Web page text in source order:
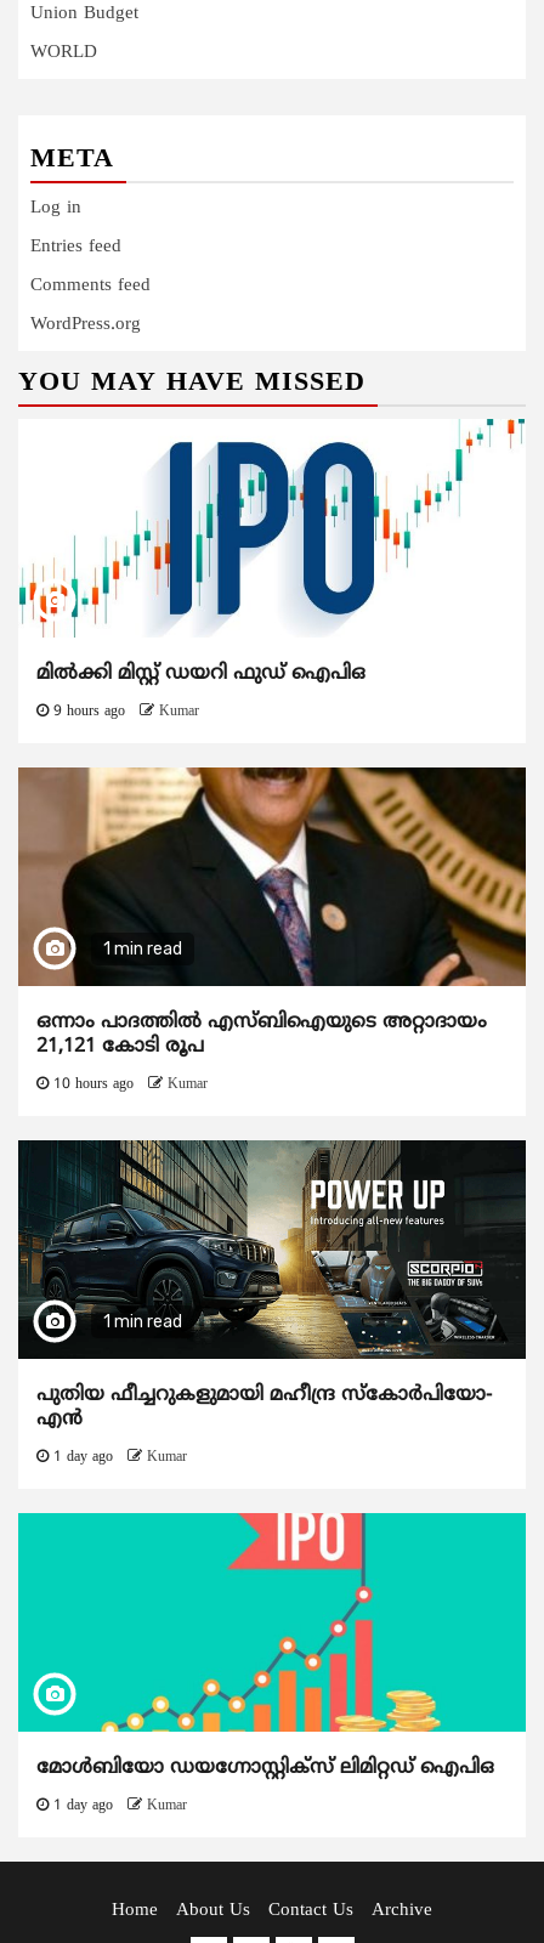
Union Budget
WORLD
META
Log in
Entries feed
Comments feed
WordPress.org
YOU MAY HAVE MISSED
മിൽക്കി മിസ്റ്റ് ഡയറി ഫുഡ് ഐപിഒ
9 hours ago Kumar
1 min read
ഒന്നാം പാദത്തിൽ എസ്ബിഐയുടെ അറ്റാദായം
21,121 കോടി രൂപ
10 hours ago Kumar
1 min read
പുതിയ ഫീച്ചറുകളുമായി മഹീന്ദ്ര സ്കോർപിയോ-
എൻ
1 day ago Kumar
മോൾബിയോ ഡയഗ്നോസ്റ്റിക്സ് ലിമിറ്റഡ് ഐപിഒ
1 day ago Kumar
Home About Us Contact Us Archive